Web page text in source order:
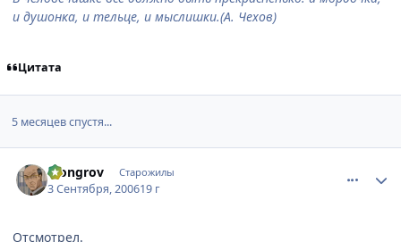
и душонка, и тельце, и мыслишки.(А. Чехов)
Цитата
5 месяцев спустя...
Mongrov Старожилы
3 Сентября, 200619 г
Отсмотрел.